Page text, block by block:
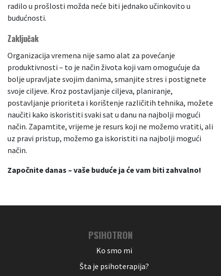
radilo u prošlosti možda neće biti jednako učinkovito u
budućnosti.
Zaključak
Organizacija vremena nije samo alat za povećanje
produktivnosti – to je način života koji vam omogućuje da
bolje upravljate svojim danima, smanjite stres i postignete
svoje ciljeve. Kroz postavljanje ciljeva, planiranje,
postavljanje prioriteta i korištenje različitih tehnika, možete
naučiti kako iskoristiti svaki sat u danu na najbolji mogući
način. Zapamtite, vrijeme je resurs koji ne možemo vratiti, ali
uz pravi pristup, možemo ga iskoristiti na najbolji mogući
način.
Započnite danas – vaše buduće ja će vam biti zahvalno!
PSIHOTRON
Ko smo mi
Šta je psihoterapija?